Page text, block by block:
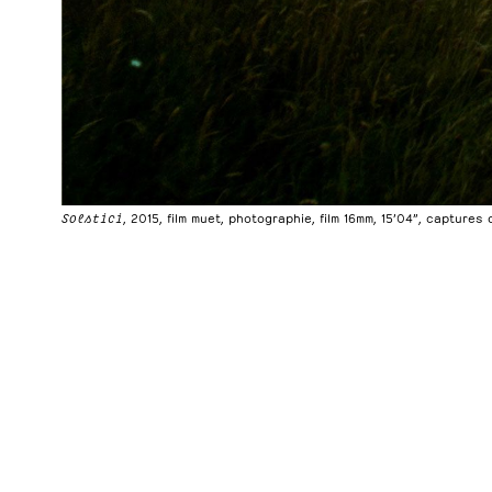
Solstici, 2015, film muet, photographie, film 16mm, 15’04”, captures